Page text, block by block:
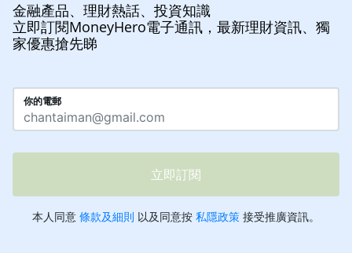
金融產品、理財熱話、投資知識
立即訂閱MoneyHero電子通訊，最新理財資訊、獨
家優惠搶先睇